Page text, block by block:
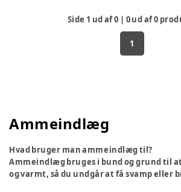
Side 1 ud af0 | 0ud af0
1
Ammeindlæg
Hvad bruger man ammeindlæg til?
Ammeindlæg bruges i bund og grund til
og varmt, så du undgår at få svamp eller